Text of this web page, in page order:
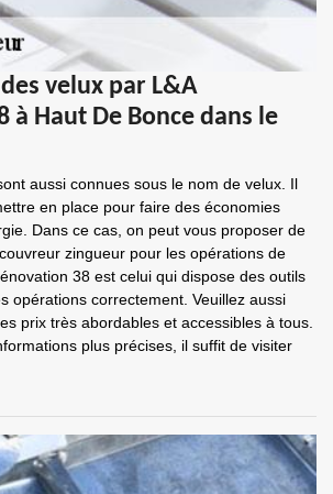
velux par L&A
à Haut De Bonce dans le
aussi connues sous le nom de velux. Il
en place pour faire des économies
Dans ce cas, on peut vous proposer de
zingueur pour les opérations de
38 est celui qui dispose des outils
opérations correctement. Veuillez aussi
prix très abordables et accessibles à tous.
plus précises, il suffit de visiter